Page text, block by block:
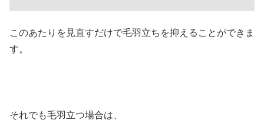
このあたりを見直すだけで毛羽立ちを抑えることができま
す。
それでも毛羽立つ場合は、